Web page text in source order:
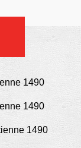
1490
1490
1490